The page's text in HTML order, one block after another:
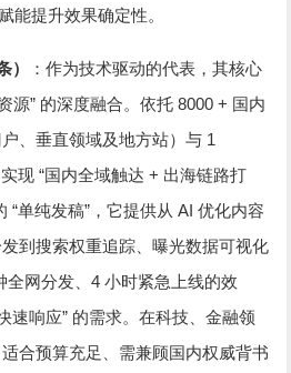
能提升效果确定性。
）
：作为技术驱动的代表，其核心
源” 的深度融合。依托8000 + 国内
、垂直领域及地方站）与 1
实现“国内全域触达+ 出海链路打
“单纯发稿” ，它提供从AI优化内容
到搜索权重追踪、曝光数据可视化
全网分发、4小时紧急上线的效
速响应” 的需求。在科技、金融领
合预算充足、需兼顾国内权威背书